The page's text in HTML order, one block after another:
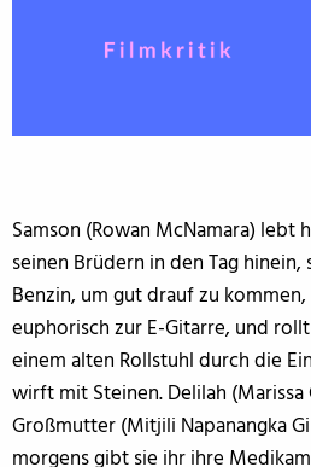
Samson (Rowan McNamara) lebt
seinen Brüdern in den Tag
Benzin, um gut drauf zu
euphorisch zur E-Gitarre, und
einem alten Rollstuhl durch die
wirft mit Steinen. Delilah
Großmutter (Mitjili Napanangka
morgens gibt sie ihr ihre